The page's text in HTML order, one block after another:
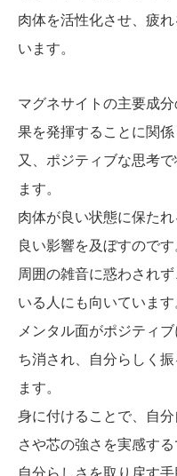
肉体を活性化させ、疲
います。
マグネサイトの主要成
果を発揮することに関係
又、ポジティブな思考
ます。
肉体が良い状態に保た
良い影響を及ぼすのです
周囲の雑音に惑わされ
いる人にも向いています
メンタル面がポジティ
ち消され、自分らしく
ます。
身に付けることで、自
さや芯の強さを実感する
自分らしさを取り戻す